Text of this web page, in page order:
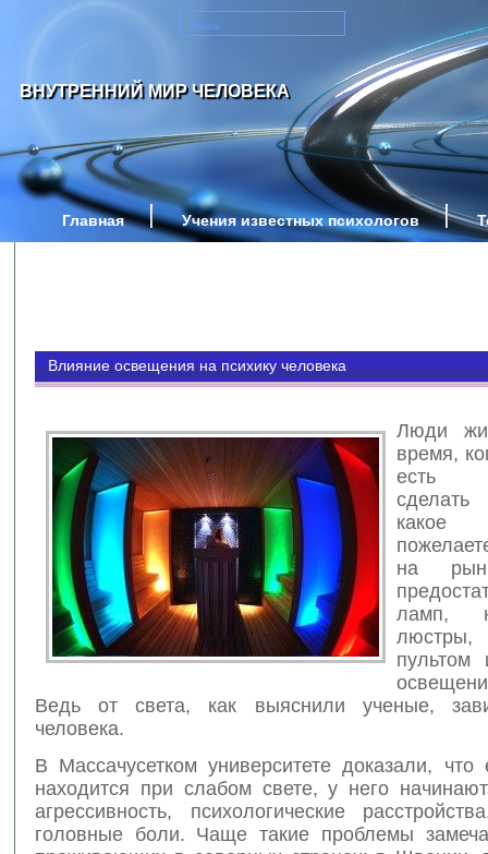
ВНУТРЕННИЙ МИР ЧЕЛОВЕКА
Главная Учения известных психологов
Влияние освещения на психику человека
Люди
время,
есть
на
ламп,
люстры,
пультом
Ведь от света, как выяснили ученые,
человека.
В Массачусетком университете доказали, что
находится при слабом свете, у него
агрессивность, психологические
головные боли. Чаще такие проблемы